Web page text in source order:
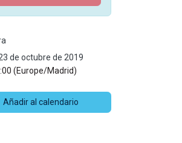
de octubre de 2019
(Europe/Madrid)
Añadir al calendario